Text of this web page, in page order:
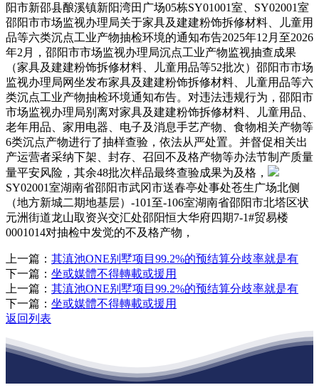
阳市新邵县酿溪镇新阳湾田广场05栋SY01001室、SY02001室
邵阳市市场监视办理局关于家具及建建粉饰拆修材料、儿童用
品等六类沉点工业产物抽检环境的通知布告2025年12月至2026
年2月，邵阳市市场监视办理局沉点工业产物监视抽查成果
（家具及建建粉饰拆修材料、儿童用品等52批次）邵阳市市场
监视办理局网坐发布家具及建建粉饰拆修材料、儿童用品等六
类沉点工业产物抽检环境通知布告。对违法违规行为，邵阳市
市场监视办理局别离对家具及建建粉饰拆修材料、儿童用品、
老年用品、家用电器、电子及消息手艺产物、食物相关产物等
6类沉点产物进行了抽样查验，依法从严处置。并督促相关出
产运营者采纳下架、封存、召回不及格产物等办法节制产质量
量平安风险，其余48批次样品最终查验成果为及格，
SY02001室湖南省邵阳市武冈市送春亭处事处苍生广场北侧
（地方新城二期地基层）-101至-106室湖南省邵阳市北塔区状
元洲街道龙山取资兴交汇处邵阳恒大华府四期7-1#贸易楼
0001014对抽检中发觉的不及格产物，
上一篇： 其滇池ONE别墅项目99.2%的预结算分歧率就是有
下一篇： 坐或媒體不得轉載或援用
上一篇： 其滇池ONE别墅项目99.2%的预结算分歧率就是有
下一篇： 坐或媒體不得轉載或援用
返回列表